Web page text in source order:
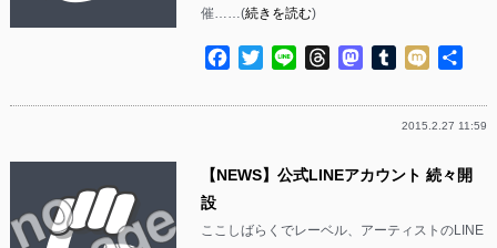
催……(続きを読む)
Facebook
TwitterLine ThreadsMastodon
Tumblr
Mixi
2015.2.27 11:59
【NEWS】公式LINEアカウント 続々開
設
ここしばらくでレーベル、アーティストのLINE